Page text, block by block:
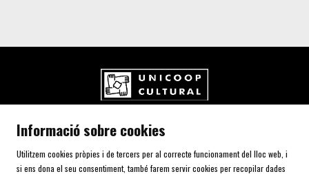
Carrer de l'Aurora, 80 (Plaça de Cal Font)
Telf. 93 805 00 75
Informació sobre cookies
Utilitzem cookies pròpies i de tercers per al correcte funcionament del lloc web, i
si ens dona el seu consentiment, també farem servir cookies per recopilar dades